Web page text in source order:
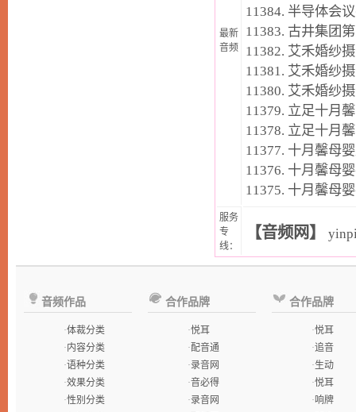
最新
音频
11384. 半导体会
11383. 古井集团
11382. 艾禾婚纱
11381. 艾禾婚纱
11380. 艾禾婚纱
11379. 立足十月
11378. 立足十月
11377. 十月馨母
11376. 十月馨母
11375. 十月馨母
服务
专
线：
【音频网】
音频作品
·体裁分类
· 内容分类
·语种分类
·效果分类
·性别分类
合作品牌
·悦耳
·配音通
·录音网
·音必得
·录音网
合作品牌
·悦耳
·追音
·生动
·悦耳
·响牌